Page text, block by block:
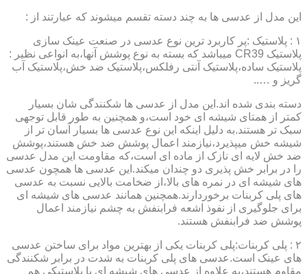
این مدل از عدسی ها به چند دسته تقسم میشوند که عبارتند از :
۱ : پلاستیک :پر کاربرد ترین نوع عدسی در صنعت عینک سازی
پلاستیک CR39 میباشد که بسته به نوع پوشش آنها،به انواعی نظیر :
پلاستیک ساده،پلاستیک آنتی رفلکس،پلاستیک ضد خش،پلاستیک آب
گریز و …..
دسته بندی شده اند.این مدل از عدسی ها شکنندگی شان بسیار
کمتر از همتای شیشه ای خود است،و همچنین به طور قابل توجهی
سبک تر هستند.به دلیل اینکه این نوع عدسی ها بسیار آسان تر از
شیشه خش میپذیرد،نیازمند اعمال پوشش ضد خش هستند،پوشش
ضد خش لایه ای نازک از ماده ای است،که مقاومت این مدل عدسی
را در برابر خش پذیری دو چندان میکند.این عدسی ها همچون عدسی
های شیشه ای در نمره های بالا،از ضخامت بالایی نسبت به عدسی
های پلی کربنات برخوردارند.همچنین همانند عدسی های شیشه ای
برای جلوگیری از نفوذ اشعه فرابنفش به چشم نیازمند اعمال
پوشش ضد فرابنفش هستند.
۲ : پلی کربنات:پلی کربنات یکی از بهترین مواد برای ساختن عدسی
های عینک است.عدسی های پلی کربنات به شدت در برابر شکنندگی
مقاوم هستند،به علاوه از عدسی های شیشه ای یا پلاستیکی هم